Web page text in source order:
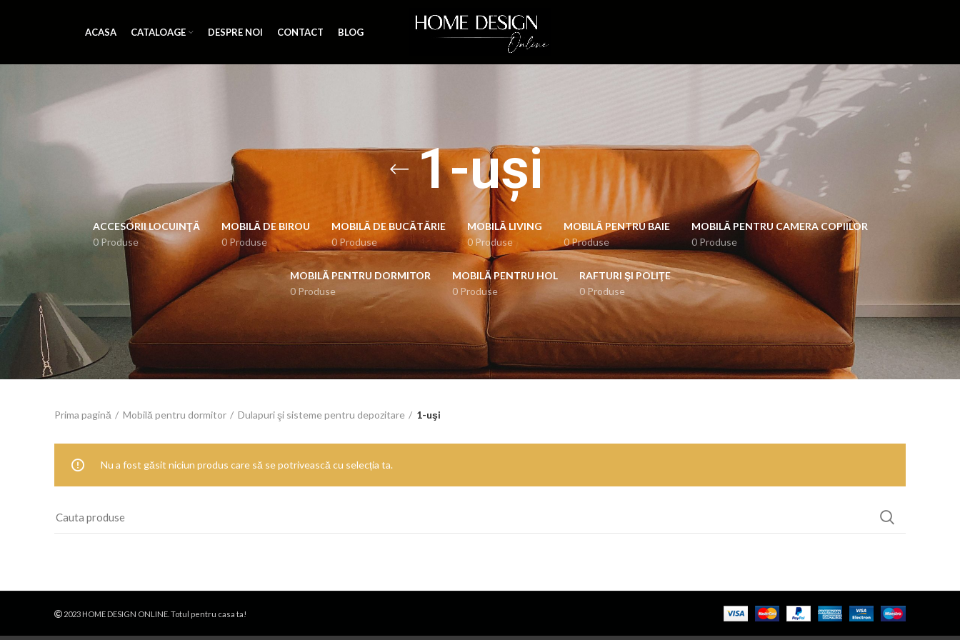
ACASA CATALOAGE DESPRE NOI CONTACT BLOG
1-uşi
ACCESORII LOCUINŢĂ
0 Produse
MOBILĂ DE BIROU
0 Produse
MOBILĂ DE BUCĂTĂRIE
0 Produse
MOBILĂ LIVING
0 Produse
MOBILĂ PENTRU BAIE
0 Produse
MOBILĂ PENTRU CAMERA COPIILOR
0 Produse
MOBILĂ PENTRU DORMITOR
0 Produse
MOBILĂ PENTRU HOL
0 Produse
RAFTURI ŞI POLIŢE
0 Produse
Prima pagină Mobilă pentru dormitor Dulapuri şi sisteme pentru depozitare 1-uşi
Nu a fost găsit niciun produs care să se potrivească cu selecția ta.
2023 HOME DESIGN ONLINE. Totul pentru casa ta!